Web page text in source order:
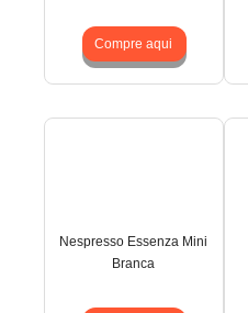
Compre aqui
Nespresso Essenza Mini
Branca